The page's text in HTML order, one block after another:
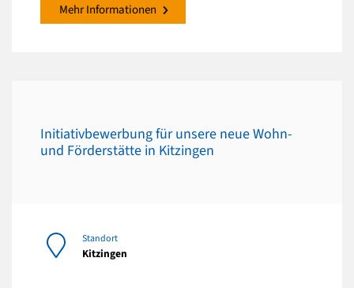
Mehr Informationen
Initiativbewerbung für unsere neue Wohn-
und Förderstätte in Kitzingen
Standort
Kitzingen